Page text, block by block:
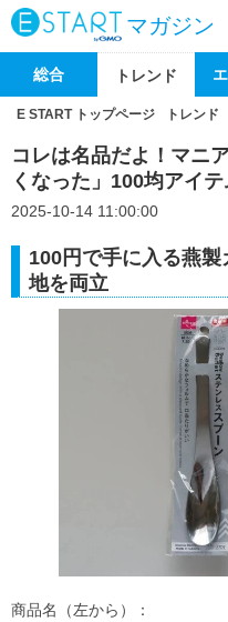
マガジン
総合 トレンド
E START トップページ トレンド
コレは名品だよ！マニ
くなった」100均アイテ
2025-10-14 11:00:00
100円で手に入る燕
地を両立
商品名（左から）：